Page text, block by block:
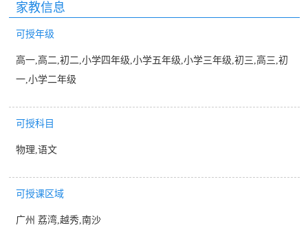
家教信息
可授年级
高一,高二,初二,小学四年级,小学五年级,小学三年级,初三,高三,初
一,小学二年级
可授科目
物理,语文
可授课区域
广州 荔湾,越秀,南沙